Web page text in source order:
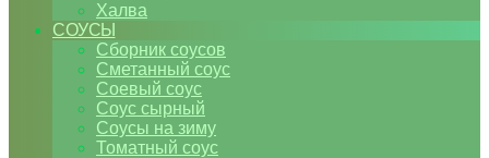
Халва
СОУСЫ
Сборник соусов
Сметанный соус
Соевый соус
Соус сырный
Соусы на зиму
Томатный соус